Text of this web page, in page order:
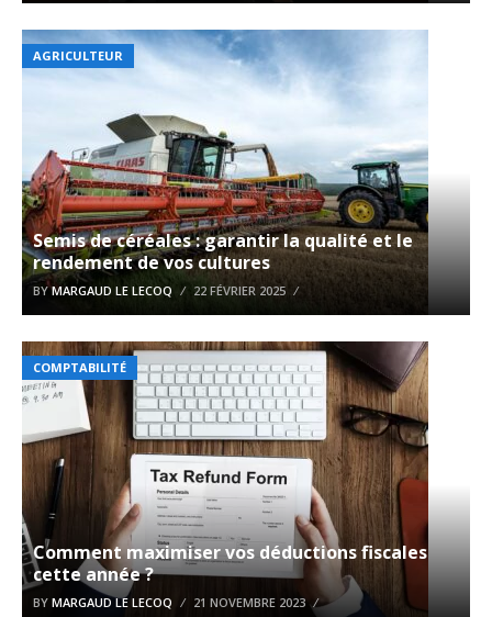
AGRICULTEUR
Semis de céréales : garantir la qualité et le
rendement de vos cultures
BYMARGAUD LE LECOQ 22 FÉVRIER 2025
COMPTABILITÉ
Comment maximiser vos déductions fiscales
cette année ?
BY MARGAUD LE LECOQ 21 NOVEMBRE 2023